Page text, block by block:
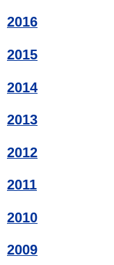
2016
2015
2014
2013
2012
2011
2010
2009